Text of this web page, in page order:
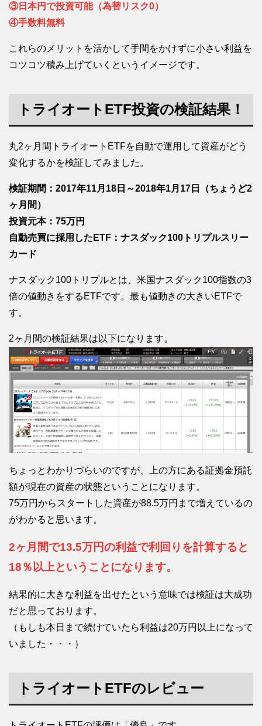
③日本円で投資可能（為替リスク0）
④手数料無料
これらのメリットを活かして手間をかけずに小さい利益を
コツコツ積み上げていくというイメージです。
トライオートETF投資の検証結果！
丸2ヶ月間トライオートETFを自動で運用して資産がどう
変化するかを検証してみました。
検証期間：2017年11月18日～2018年1月17日（ちょうど2
ヶ月間）
投資元本：75万円
自動売買に採用したETF：ナスダック100トリプルスリー
カード
ナスダック100トリプルとは、米国ナスダック100指数の3
倍の値動きをするETFです。最も値動きの大きいETFで
す。
2ヶ月間の検証結果は以下になります。
ちょっとわかりづらいのですが、上の方にある証拠金預託
額が現在の資産の状態ということになります。
75万円からスタートした資産が88.5万円まで増えているの
がわかると思います。
2ヶ月間で13.5万円の利益で利回りを計算すると
18％以上ということになります。
結果的に大きな利益を出せたという意味では検証は大成功
だと思っております。
（もしも本日まで続けていたら利益は20万円以上になって
いました・・・）
トライオートETFのレビュー